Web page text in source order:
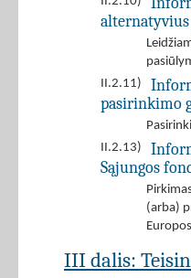
II.2.11)
pasirinkimo
II.2.13)
Sąjungos
(arba)
III dalis: